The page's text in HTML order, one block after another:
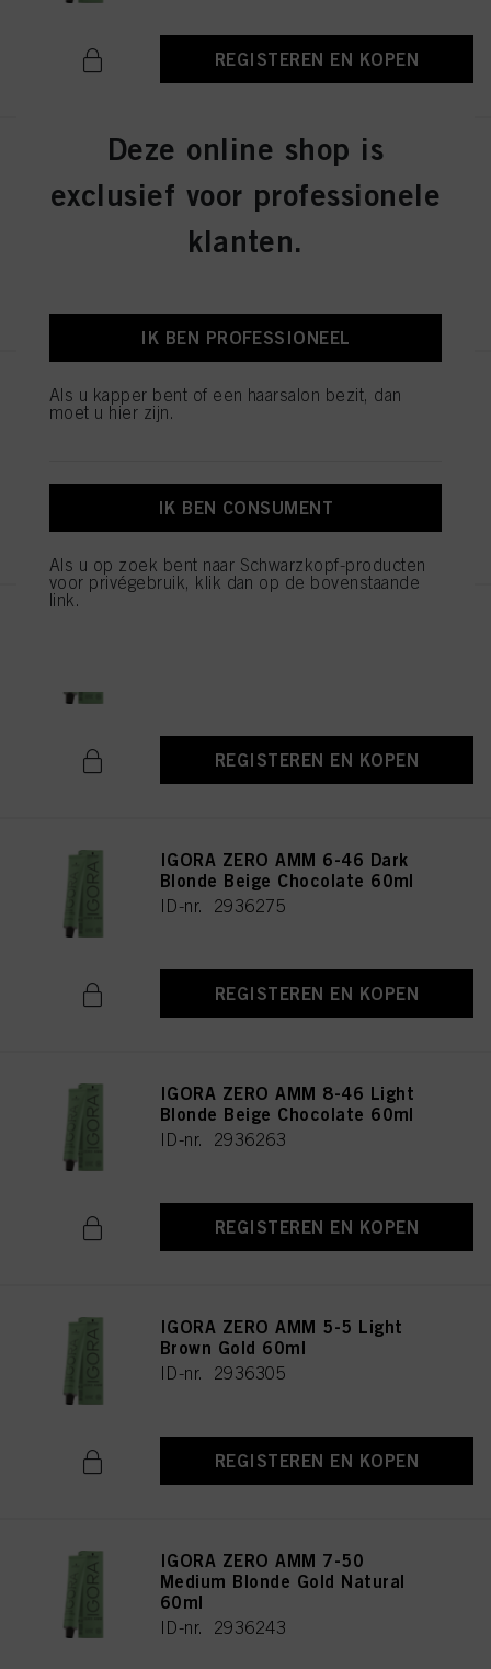
REGISTEREN EN KOPEN
IGORA ZERO AMM 6-31 Dark
Blonde Matte Cendré 60ml
ID-nr. 2936276
IGORA ZERO AMM 7-42
Medium Blonde Beige Ash 60ml
REGISTEREN EN KOPEN
REGISTEREN EN KOPEN
IGORA ZERO AMM 6-46 Dark
Blonde Beige Chocolate 60ml
ID-nr. 2936275
REGISTEREN EN KOPEN
IGORA ZERO AMM 8-46 Light
Blonde Beige Chocolate 60ml
ID-nr. 2936263
REGISTEREN EN KOPEN
IGORA ZERO AMM 5-5 Light
Brown Gold 60ml
ID-nr. 2936305
REGISTEREN EN KOPEN
IGORA ZERO AMM 7-50
Medium Blonde Gold Natural
60ml
ID-nr. 2936243
Deze online shop is
exclusief voor professionele
klanten.
IK BEN PROFESSIONEEL
Als u kapper bent of een haarsalon bezit, dan
moet u hier zijn.
IK BEN CONSUMENT
Als u op zoek bent naar Schwarzkopf-producten
voor privégebruik, klik dan op de bovenstaande
link.